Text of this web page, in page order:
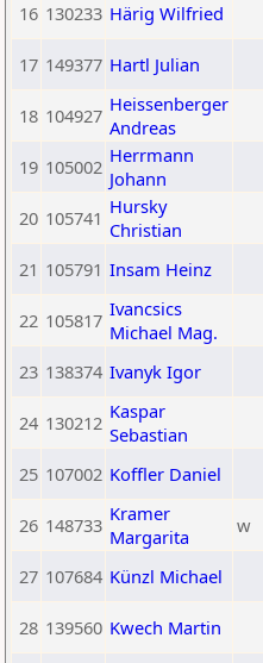
16 130233 Härig Wilfried
17 149377 Hartl Julian
18 104927 Heissenberger
Andreas
19 105002 Herrmann
Johann
20 105741 Hursky
Christian
21 105791 Insam Heinz
22 105817 Ivancsics
Michael Mag.
23 138374 Ivanyk Igor
24 130212 Kaspar
Sebastian
25 107002 Koffler Daniel
26 148733 Kramer
Margarita
w
27 107684 Künzl Michael
28 139560 Kwech Martin